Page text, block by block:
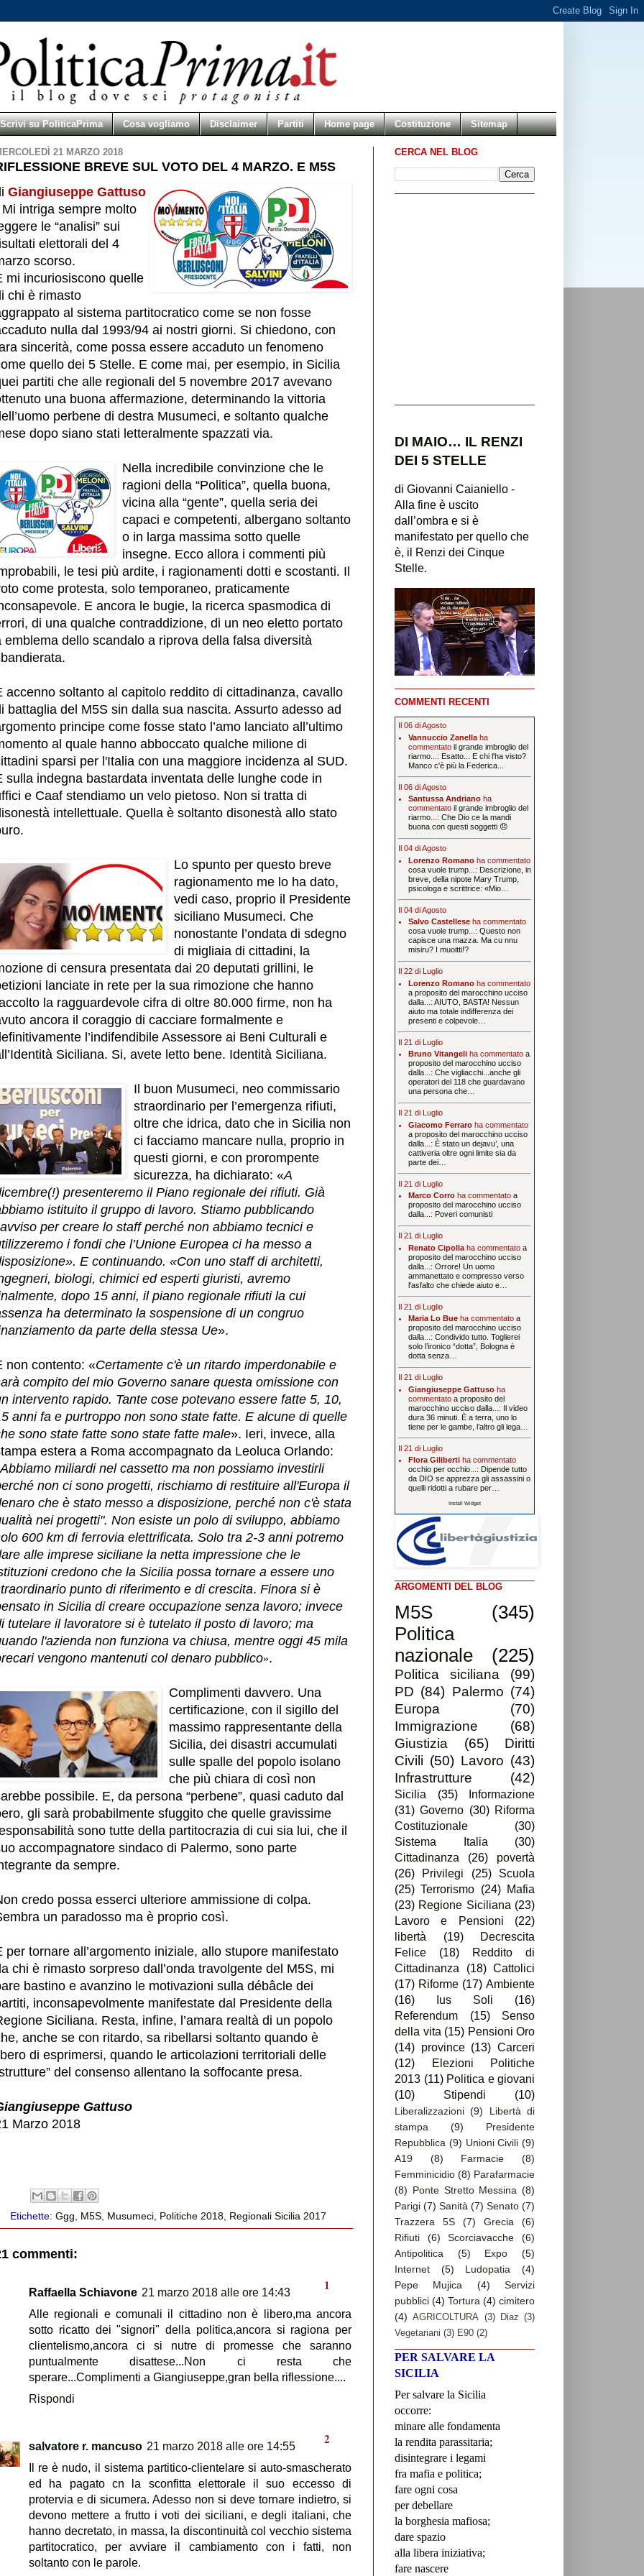
Scrivi su PoliticaPrima Cosa vogliamo Disclaimer Partiti Home page Costituzione Sitemap
21 MARZO 2018
BREVE SUL VOTO DEL 4 MARZO. E M5S
Giangiuseppe Gattuso
intriga sempre molto
le “analisi” sui
elettorali del 4
scorso.
mi incuriosiscono quelle
chi è rimasto
al sistema partitocratico come se non fosse
nulla dal 1993/94 ai nostri giorni. Si chiedono, con
sincerità, come possa essere accaduto un fenomeno
quello dei 5 Stelle. E come mai, per esempio, in Sicilia
partiti che alle regionali del 5 novembre 2017 avevano
una buona affermazione, determinando la vittoria
perbene di destra Musumeci, e soltanto qualche
dopo siano stati letteralmente spazzati via.
Nella incredibile convinzione che le
ragioni della “Politica”, quella buona,
vicina alla “gente”, quella seria dei
capaci e competenti, albergano soltanto
o in larga massima sotto quelle
insegne. Ecco allora i commenti più
le tesi più ardite, i ragionamenti dotti e scostanti. Il
come protesta, solo temporaneo, praticamente
E ancora le bugie, la ricerca spasmodica di
di una qualche contraddizione, di un neo eletto portato
emblema dello scandalo a riprova della falsa diversità
accenno soltanto al capitolo reddito di cittadinanza, cavallo
battaglia del M5S sin dalla sua nascita. Assurto adesso ad
principe come fosse stato l’amo lanciato all’ultimo
al quale hanno abboccato qualche milione di
sparsi per l'Italia con una maggiore incidenza al SUD.
sulla indegna bastardata inventata delle lunghe code in
e Caaf stendiamo un velo pietoso. Non si tratta di
intellettuale. Quella è soltanto disonestà allo stato
Lo spunto per questo breve
ragionamento me lo ha dato,
vedi caso, proprio il Presidente
siciliano Musumeci. Che
nonostante l’ondata di sdegno
di migliaia di cittadini, la
di censura presentata dai 20 deputati grillini, le
lanciate in rete per la sua rimozione che hanno
la ragguardevole cifra di oltre 80.000 firme, non ha
ancora il coraggio di cacciare formalmente e
l’indifendibile Assessore ai Beni Culturali e
Siciliana. Si, avete letto bene. Identità Siciliana.
Il buon Musumeci, neo commissario
straordinario per l’emergenza rifiuti,
oltre che idrica, dato che in Sicilia non
ci facciamo mancare nulla, proprio in
questi giorni, e con prorompente
sicurezza, ha dichiarato: «A
presenteremo il Piano regionale dei rifiuti. Già
istituito il gruppo di lavoro. Stiamo pubblicando
per creare lo staff perché non abbiamo tecnici e
i fondi che l’Unione Europea ci ha messo a
E continuando. «Con uno staff di architetti,
biologi, chimici ed esperti giuristi, avremo
dopo 15 anni, il piano regionale rifiuti la cui
ha determinato la sospensione di un congruo
da parte della stessa Ue».
non contento: «Certamente c'è un ritardo imperdonabile e
compito del mio Governo sanare questa omissione con
intervento rapido. Tante cose potevano essere fatte 5, 10,
anni fa e purtroppo non sono state fatte. E alcune di quelle
sono state fatte sono state fatte male». Ieri, invece, alla
estera a Roma accompagnato da Leoluca Orlando:
Abbiamo miliardi nel cassetto ma non possiamo investirli
non ci sono progetti, rischiamo di restituire all'Europa il
che è stato messo a disposizione, perché non c'è stata
nei progetti". Non esiste un polo di sviluppo, abbiamo
600 km di ferrovia elettrificata. Solo tra 2-3 anni potremo
alle imprese siciliane la netta impressione che le
credono che la Sicilia possa tornare a essere uno
punto di riferimento e di crescita. Finora si è
in Sicilia di creare occupazione senza lavoro; invece
tutelare il lavoratore si è tutelato il posto di lavoro; ma
l'azienda non funziona va chiusa, mentre oggi 45 mila
vengono mantenuti col denaro pubblico».
Complimenti davvero. Una
certificazione, con il sigillo del
massimo rappresentante della
Sicilia, dei disastri accumulati
sulle spalle del popolo isolano
che più chiara di così non
possibile. E, da persona “perbene”, quasi caduto dal
gli sarà probabilmente sfuggito che quelle gravissime
sono tutte della partitocrazia di cui sia lui, che il
accompagnatore sindaco di Palermo, sono parte
da sempre.
credo possa esserci ulteriore ammissione di colpa.
un paradosso ma è proprio così.
per tornare all’argomento iniziale, allo stupore manifestato
chi è rimasto sorpreso dall’onda travolgente del M5S, mi
bastino e avanzino le motivazioni sulla débâcle dei
inconsapevolmente manifestate dal Presidente della
Siciliana. Resta, infine, l’amara realtà di un popolo
anche se con ritardo, sa ribellarsi soltanto quando è
di esprimersi, quando le articolazioni territoriali delle
del consenso allentano la soffocante presa.
Gattuso
Marzo 2018
Etichette:Ggg M5S Musumeci Politiche 2018 Regionali Sicilia 2017
commenti:
Raffaella Schiavone 21 marzo 2018 alle ore 14:43
Alle regionali e comunali il cittadino non è libero,ma ancora
sotto ricatto dei "signori" della politica,ancora si ragiona per
clientelismo,ancora ci si nutre di promesse che saranno
puntualmente disattese...Non ci resta che
sperare...Complimenti a Giangiuseppe,gran bella riflessione....
Rispondi
salvatore r. mancuso 21 marzo 2018 alle ore 14:55
Il re è nudo, il sistema partitico-clientelare si auto-smascherato
ed ha pagato cn la sconfitta elettorale il suo eccesso di
protervia e di sicumera. Adesso non si deve tornare indietro, si
devono mettere a frutto i voti dei siciliani, e degli italiani, che
hanno decretato, in massa, la discontinuità col vecchio sistema
partitocratico, per avviare il cambiamento con i fatti, non
soltanto con le parole.
CERCA NEL BLOG
DI MAIO… IL RENZI
DEI 5 STELLE
di Giovanni Caianiello -
Alla fine è uscito
dall’ombra e si è
manifestato per quello che
è, il Renzi dei Cinque
Stelle.
COMMENTI RECENTI
Il 06 di Agosto
Vannuccio Zanellaha
commentato il grande imbroglio del
riarmo...: Esatto... E chi l'ha visto?
Manco c'è più la Federica...
Il 06 di Agosto
Santussa Andrianoha
commentato il grande imbroglio del
riarmo...: Che Dio ce la mandi
buona con questi soggetti 😞
Il 04 di Agosto
Lorenzo Romanoha commentato
cosa vuole trump...: Descrizione, in
breve, della nipote Mary Trump,
psicologa e scrittrice: «Mio…
Il 04 di Agosto
Salvo Castelleseha commentato
cosa vuole trump...: Questo non
capisce una mazza. Ma cu nnu
misiru? I muoitti!?
Il 22 di Luglio
Lorenzo Romanoha commentato
a proposito del marocchino ucciso
dalla...: AIUTO, BASTA! Nessun
aiuto ma totale indifferenza dei
presenti e colpevole…
Il 21 di Luglio
Bruno Vitangeliha commentato a
proposito del marocchino ucciso
dalla...: Che vigliacchi...anche gli
operatori del 118 che guardavano
una persona che…
Il 21 di Luglio
Giacomo Ferraroha commentato
a proposito del marocchino ucciso
dalla...: È stato un dejavu’, una
cattiveria oltre ogni limite sia da
parte dei…
Il 21 di Luglio
Marco Corroha commentato a
proposito del marocchino ucciso
dalla...: Poveri comunisti
Il 21 di Luglio
Renato Cipollaha commentato a
proposito del marocchino ucciso
dalla...: Orrore! Un uomo
ammanettato e compresso verso
l'asfalto che chiede aiuto e…
Il 21 di Luglio
Maria Lo Bueha commentato a
proposito del marocchino ucciso
dalla...: Condivido tutto. Toglierei
solo l’ironico “dotta”, Bologna è
dotta senza…
Il 21 di Luglio
Giangiuseppe Gattusoha
commentato a proposito del
marocchino ucciso dalla...: Il video
dura 36 minuti. È a terra, uno lo
tiene per le gambe, l’altro gli lega…
Il 21 di Luglio
Flora Gilibertiha commentato
occhio per occhio...: Dipende tutto
da DIO se apprezza gli assassini o
quelli ridotti a rubare per…
Install Widget
ARGOMENTI DEL BLOG
M5S
(345)
Politica
nazionale
(225)
Politica siciliana
(99)
PD (84) Palermo (74)
Europa
(70)
Immigrazione
(68)
Giustizia
(65)
Diritti
Civili (50) Lavoro (43)
Infrastrutture
(42)
Sicilia (35)
Informazione
(31) Governo (30) Riforma
Costituzionale
(30)
Sistema Italia
(30)
Cittadinanza
(26)
povertà
(26)
Privilegi (25)
Scuola
(25) Terrorismo (24)
Mafia
(23) Regione Siciliana (23)
Lavoro e Pensioni
(22)
libertà
(19)
Decrescita
Felice
(18)
Reddito di
Cittadinanza
(18) Cattolici
(17) Riforme (17) Ambiente
(16)
Ius Soli
(16)
Referendum
(15)
Senso
della vita (15) Pensioni Oro
(14) province (13) Carceri
(12)
Elezioni Politiche
2013 (11) Politica e giovani
(10)
Stipendi (10)
Liberalizzazioni (9)
Libertà di
stampa
(9)
Presidente
Repubblica (9) Unioni Civili (9)
A19
(8) Farmacie
(8)
Femminicidio (8) Parafarmacie
(8) Ponte Stretto Messina (8)
Parigi (7) Sanità (7) Senato (7)
Trazzera 5S
(7) Grecia
(6)
Rifiuti
(6) Scorciavacche
(6)
Antipolitica
(5) Expo
(5)
Internet
(5) Ludopatia
(4)
Pepe Mujica
(4)
Servizi
pubblici (4) Tortura (4) cimitero
(4) AGRICOLTURA (3) Diaz (3)
Vegetariani (3) E90 (2)
PER SALVARE LA
SICILIA
Per salvare la Sicilia
occorre:
minare alle fondamenta
la rendita parassitaria;
disintegrare i legami
fra mafia e politica;
fare ogni cosa
per debellare
la borghesia mafiosa;
dare spazio
alla libera iniziativa;
fare nascere